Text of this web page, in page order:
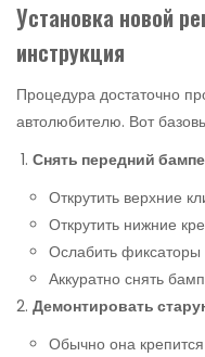
Установка новой
инструкция
Процедура достаточно
автолюбителю. Вот
Снять передний
Открутить верхние
Открутить нижние
Ослабить фиксаторы
Аккуратно снять
Демонтировать
Обычно она